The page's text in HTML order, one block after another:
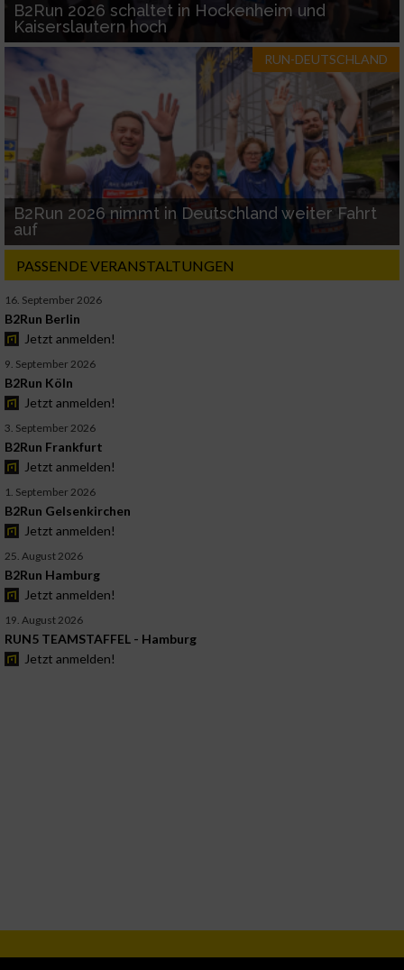
B2Run 2026 schaltet in Hockenheim und
Kaiserslautern hoch
RUN-DEUTSCHLAND
B2Run 2026 nimmt in Deutschland weiter Fahrt
auf
PASSENDE VERANSTALTUNGEN
16. September 2026
B2Run Berlin
Jetzt anmelden!
9. September 2026
B2Run Köln
Jetzt anmelden!
3. September 2026
B2Run Frankfurt
Jetzt anmelden!
1. September 2026
B2Run Gelsenkirchen
Jetzt anmelden!
25. August 2026
B2Run Hamburg
Jetzt anmelden!
19. August 2026
RUN5 TEAMSTAFFEL - Hamburg
Jetzt anmelden!